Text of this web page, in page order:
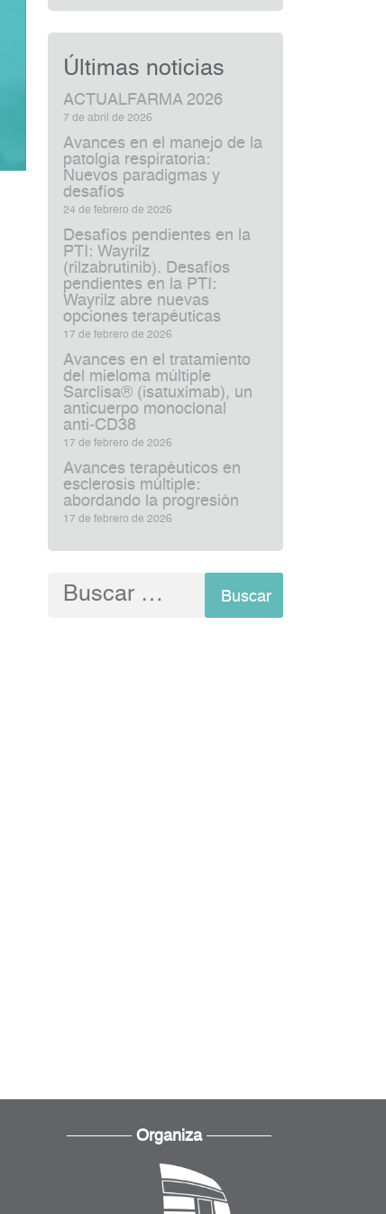
Últimas noticias
ACTUALFARMA 2026
7 de abril de 2026
Avances en el manejo de la
patolgia respiratoria:
Nuevos paradigmas y
desafíos
24 de febrero de 2026
Desafíos pendientes en la
PTI: Wayrilz
(rilzabrutinib). Desafíos
pendientes en la PTI:
Wayrilz abre nuevas
opciones terapéuticas
17 de febrero de 2026
Avances en el tratamiento
del mieloma múltiple
Sarclisa® (isatuximab), un
anticuerpo monoclonal
anti‑CD38
17 de febrero de 2026
Avances terapéuticos en
esclerosis múltiple:
abordando la progresión
17 de febrero de 2026
Buscar:
Organiza